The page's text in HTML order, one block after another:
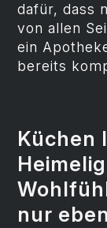
dafür, dass
von allen
ein
bereits
Küchen
nur